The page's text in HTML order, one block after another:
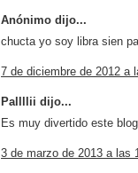
Anónimo dijo...
chucta yo soy libra sien
7 de diciembre de 2012 a
Pallllii dijo...
Es muy divertido este blog
3 de marzo de 2013 a las